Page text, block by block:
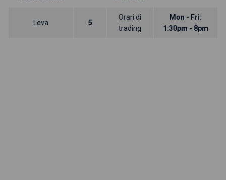
Leva 5
Orari di
trading
Mon - Fri:
1:30pm - 8pm